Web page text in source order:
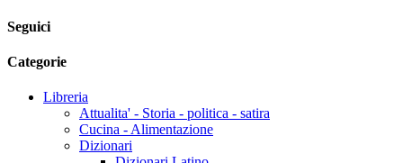
Seguici
Categorie
Libreria
Attualita' - Storia - politica - satira
Cucina - Alimentazione
Dizionari